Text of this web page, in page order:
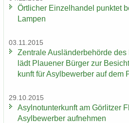
Ört­li­cher Ein­zel­han­del punk­tet
Lampen
03.11.2015
Zen­tra­le Aus­län­der­be­hör­de
lädt Plaue­ner Bür­ger zur
kunft für Asyl­be­wer­ber auf dem
29.10.2015
Asyl­not­un­ter­kunft am Gör­lit­zer
Asyl­be­wer­ber auf­neh­men